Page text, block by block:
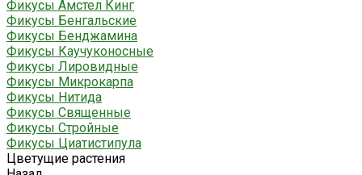
Фикусы Амстел Кинг
Фикусы Бенгальские
Фикусы Бенджамина
Фикусы Каучуконосные
Фикусы Лировидные
Фикусы Микрокарпа
Фикусы Нитида
Фикусы Священные
Фикусы Стройные
Фикусы Циатистипула
Цветущие растения